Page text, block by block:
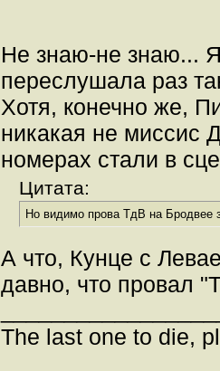
Не знаю-не знаю... Я
переслушала раз
Хотя, конечно же,
никакая не миссис
номерах стали в
Цитата:
Но видимо прова ТдВ на Бродвее
А что, Кунце с
давно, что провал
The last one to die,